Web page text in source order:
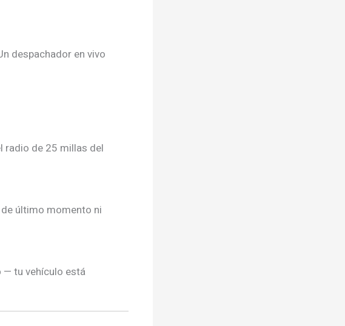
despachador en vivo
radio de 25 millas del
último momento ni
— tu vehículo está